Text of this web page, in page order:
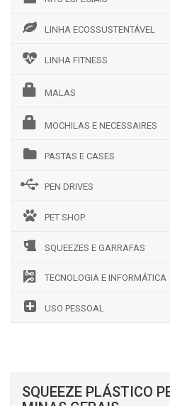
LINHA ECOSSUSTENTÁVEL
LINHA FITNESS
MALAS
MOCHILAS E NECESSAIRES
PASTAS E CASES
PEN DRIVES
PET SHOP
SQUEEZES E GARRAFAS
TECNOLOGIA E INFORMÁTICA
USO PESSOAL
SQUEEZE PLÁSTICO